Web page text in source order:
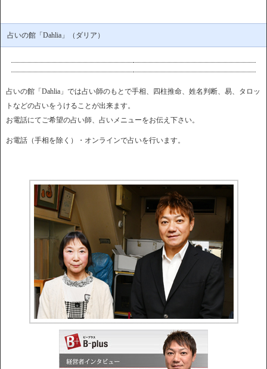
占いの館「Dahlia」（ダリア）
占いの館「Dahlia」では占い師のもとで手相、四柱推命、姓名判断、易、タロッ
トなどの占いをうけることが出来ます。
お電話にてご希望の占い師、占いメニューをお伝え下さい。
お電話（手相を除く）・オンラインで占いを行います。